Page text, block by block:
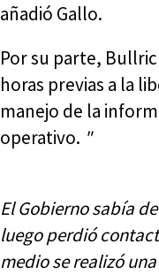
añadió Gallo.
Por su parte,
horas previas a la
manejo de la
operativo. "
El Gobierno sabía
luego perdió
medio se realizó